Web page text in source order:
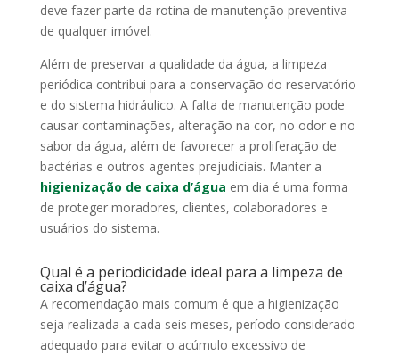
deve fazer parte da rotina de manutenção preventiva
de qualquer imóvel.
Além de preservar a qualidade da água, a limpeza
periódica contribui para a conservação do reservatório
e do sistema hidráulico. A falta de manutenção pode
causar contaminações, alteração na cor, no odor e no
sabor da água, além de favorecer a proliferação de
bactérias e outros agentes prejudiciais. Manter a
higienização de caixa d’água em dia é uma forma
de proteger moradores, clientes, colaboradores e
usuários do sistema.
Qual é a periodicidade ideal para a limpeza de
caixa d’água?
A recomendação mais comum é que a higienização
seja realizada a cada seis meses, período considerado
adequado para evitar o acúmulo excessivo de